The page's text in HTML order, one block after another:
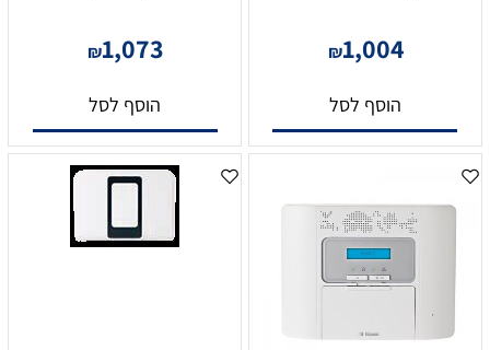
₪1,004
הוסף לסל
₪1,073
הוסף לסל